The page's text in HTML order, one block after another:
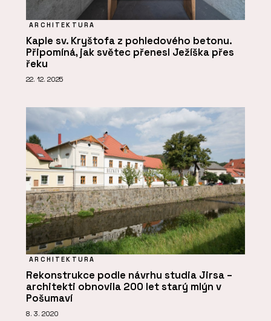
ARCHITEKTURA
Kaple sv. Kryštofa z pohledového betonu.
Připomíná, jak světec přenesl Ježíška přes
řeku
22. 12. 2025
ARCHITEKTURA
Rekonstrukce podle návrhu studia Jirsa –
architekti obnovila 200 let starý mlýn v
Pošumaví
8. 3. 2020